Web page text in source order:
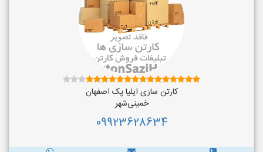
کارتن سازی ایلیا پک اصفهان
خمینی‌شهر
09923628634